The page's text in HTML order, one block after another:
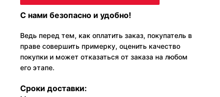
С нами безопасно и удобно!
Ведь перед тем, как оплатить заказ, покупатель в
праве совершить примерку, оценить качество
покупки и может отказаться от заказа на любом
его этапе.
Сроки доставки: